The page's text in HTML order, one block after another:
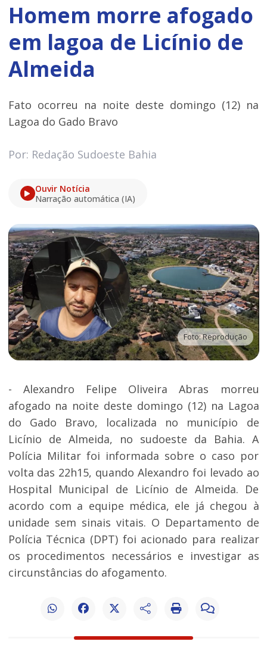
Homem morre afogado
em lagoa de Licínio de
Almeida
Fato ocorreu na noite deste domingo (12) na
Lagoa do Gado Bravo
Por: Redação Sudoeste Bahia
Ouvir Notícia
Narração automática (IA)
Foto: Reprodução
- Alexandro Felipe Oliveira Abras morreu
afogado na noite deste domingo (12) na Lagoa
do Gado Bravo, localizada no município de
Licínio de Almeida, no sudoeste da Bahia. A
Polícia Militar foi informada sobre o caso por
volta das 22h15, quando Alexandro foi levado ao
Hospital Municipal de Licínio de Almeida. De
acordo com a equipe médica, ele já chegou à
unidade sem sinais vitais. O Departamento de
Polícia Técnica (DPT) foi acionado para realizar
os procedimentos necessários e investigar as
circunstâncias do afogamento.